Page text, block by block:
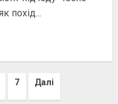
похід...
7 Далі